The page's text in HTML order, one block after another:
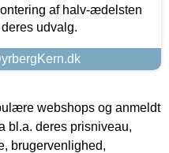
af halv-ædelsten
udvalg.
webshops og anmeldt
bl.a. deres prisniveau,
brugervenlighed,